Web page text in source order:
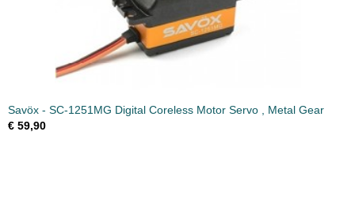
Savöx - SC-1251MG Digital Coreless Motor Servo , Metal Gear
€ 59,90